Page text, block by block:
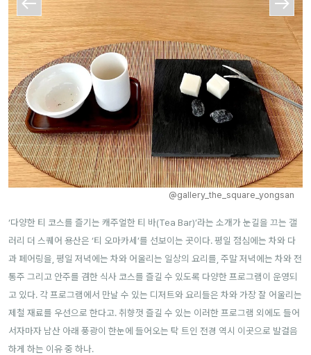
@gallery_the_square_yongsan
‘다양한 티 코스를 즐기는 캐주얼한 티 바(Tea Bar)’라는 소개가 눈길을 끄는 갤
러리 더 스퀘어 용산은 ‘티 오마카세’를 선보이는 곳이다. 평일 점심에는 차와 다
과 페어링을, 평일 저녁에는 차와 어울리는 일상의 요리를, 주말 저녁에는 차와 전
통주 그리고 안주를 겸한 식사 코스를 즐길 수 있도록 다양한 프로그램이 운영되
고 있다. 각 프로그램에서 만날 수 있는 디저트와 요리들은 차와 가장 잘 어울리는
제철 재료를 우선으로 한다고. 취향껏 즐길 수 있는 이러한 프로그램 외에도 들어
서자마자 남산 아래 풍광이 한눈에 들어오는 탁 트인 전경 역시 이곳으로 발걸음
하게 하는 이유 중 하나.